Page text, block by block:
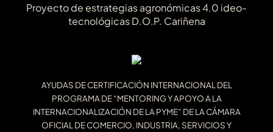
Proyecto de estrategias agronómicas 4.0 ideo-
tecnológicas D.O.P. Cariñena
AYUDAS DE CERTIFICACIÓN INTERNACIONAL DEL
PROGRAMA DE “MENTORING Y APOYO A LA
INTERNACIONALIZACIÓN DE LA PYME” DE LA CÁMARA
OFICIAL DE COMERCIO, INDUSTRIA, SERVICIOS Y